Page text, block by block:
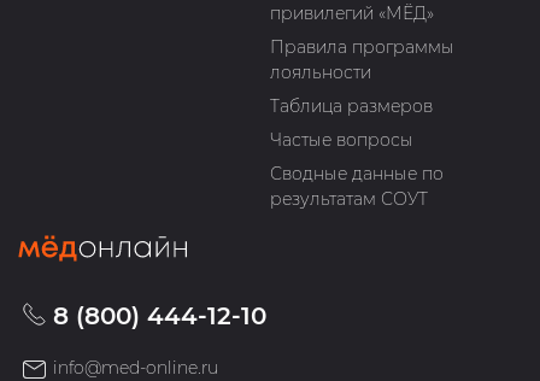
привилегий «МЁД»
Правила программы
лояльности
Таблица размеров
Частые вопросы
Сводные данные по
результатам СОУТ
8 (800) 444-12-10
info@med-online.ru